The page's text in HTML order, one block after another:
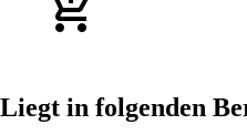
Liegt in folgenden